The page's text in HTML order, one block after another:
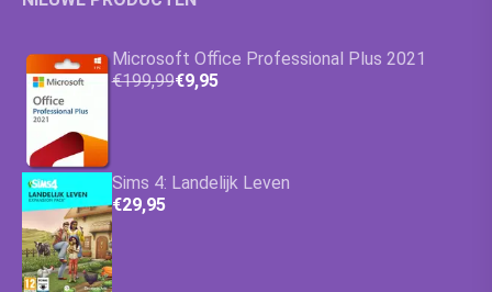
Microsoft Office Professional Plus 2021
€199,99€9,95
Sims 4: Landelijk Leven
€29,95